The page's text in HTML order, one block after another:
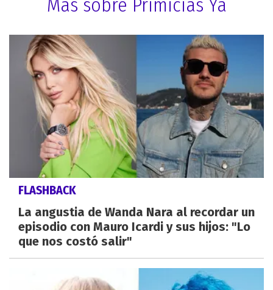
Más sobre Primicias Ya
FLASHBACK
La angustia de Wanda Nara al recordar un
episodio con Mauro Icardi y sus hijos: "Lo
que nos costó salir"